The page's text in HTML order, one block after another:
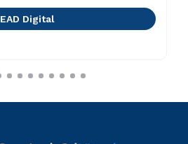
EAD Digital